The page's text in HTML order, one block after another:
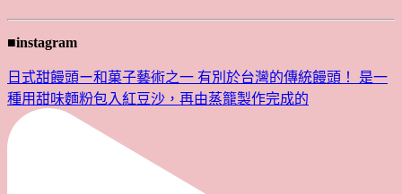
■instagram
日式甜饅頭ー和菓子藝術之一 有別於台灣的傳統饅頭！ 是一
種用甜味麵粉包入紅豆沙，再由蒸籠製作完成的